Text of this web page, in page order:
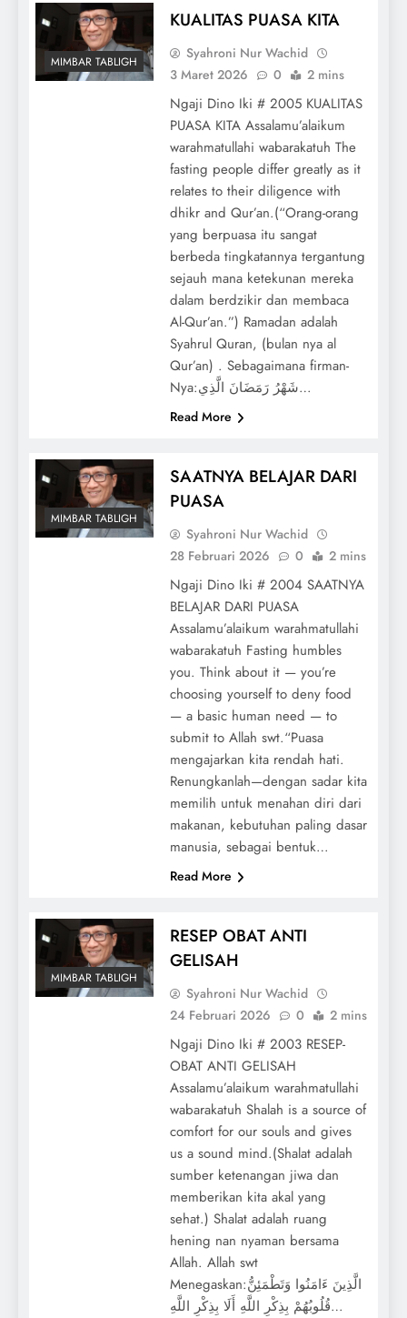
MIMBAR TABLIGH
KUALITAS PUASA KITA
Syahroni Nur Wachid
3 Maret 2026
0 2 mins
Ngaji Dino Iki # 2005 KUALITAS
PUASA KITA Assalamu’alaikum
warahmatullahi wabarakatuh The
fasting people differ greatly as it
relates to their diligence with
dhikr and Qur’an.(“Orang-orang
yang berpuasa itu sangat
berbeda tingkatannya tergantung
sejauh mana ketekunan mereka
dalam berdzikir dan membaca
Al-Qur’an.”) Ramadan adalah
Syahrul Quran, (bulan nya al
Qur’an) . Sebagaimana firman-
Nya:شَهْرُ رَمَضَانَ الَّذِي…
Read More
MIMBAR TABLIGH
SAATNYA BELAJAR DARI
PUASA
Syahroni Nur Wachid
28 Februari 2026
0 2 mins
Ngaji Dino Iki # 2004 SAATNYA
BELAJAR DARI PUASA
Assalamu’alaikum warahmatullahi
wabarakatuh Fasting humbles
you. Think about it — you’re
choosing yourself to deny food
— a basic human need — to
submit to Allah swt.“Puasa
mengajarkan kita rendah hati.
Renungkanlah—dengan sadar kita
memilih untuk menahan diri dari
makanan, kebutuhan paling dasar
manusia, sebagai bentuk…
Read More
MIMBAR TABLIGH
RESEP OBAT ANTI
GELISAH
Syahroni Nur Wachid
24 Februari 2026
0 2 mins
Ngaji Dino Iki # 2003 RESEP-
OBAT ANTI GELISAH
Assalamu’alaikum warahmatullahi
wabarakatuh Shalah is a source of
comfort for our souls and gives
us a sound mind.(Shalat adalah
sumber ketenangan jiwa dan
memberikan kita akal yang
sehat.) Shalat adalah ruang
hening nan nyaman bersama
Allah. Allah swt
Menegaskan:الَّذِينَ ءَامَنُوا وَتَطْمَئِنُّ
قُلُوبُهُمْ بِذِكْرِ اللَّهِ أَلَا بِذِكْرِ اللَّهِ…